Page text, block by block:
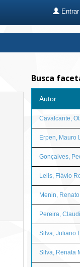
Busca
Autor
Cavalcante,
Erpen, Mauro
Gonçalves,
Lelis, Flávio
Menin,
Pereira,
Silva, Juliano
Silva, Renata